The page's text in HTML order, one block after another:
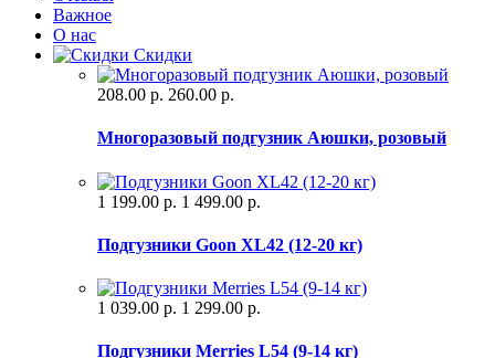
Важное
О нас
Скидки
208.00 р. 260.00 р.
Многоразовый подгузник Аюшки, розовый
1 199.00 р. 1 499.00 р.
Подгузники Goon XL42 (12-20 кг)
1 039.00 р. 1 299.00 р.
Подгузники Merries L54 (9-14 кг)